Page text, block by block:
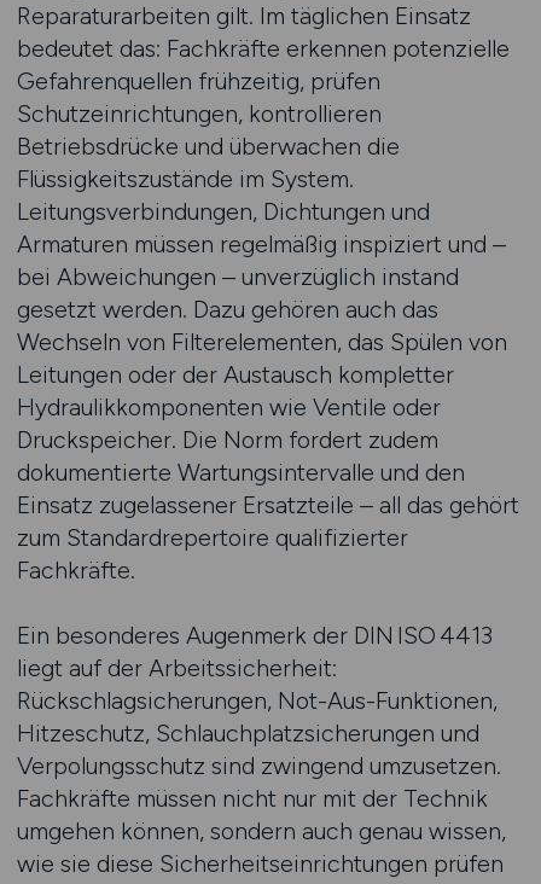
Reparaturarbeiten gilt. Im täglichen Einsatz
bedeutet das: Fachkräfte erkennen potenzielle
Gefahrenquellen frühzeitig, prüfen
Schutzeinrichtungen, kontrollieren
Betriebsdrücke und überwachen die
Flüssigkeitszustände im System.
Leitungsverbindungen, Dichtungen und
Armaturen müssen regelmäßig inspiziert und –
bei Abweichungen – unverzüglich instand
gesetzt werden. Dazu gehören auch das
Wechseln von Filterelementen, das Spülen von
Leitungen oder der Austausch kompletter
Hydraulikkomponenten wie Ventile oder
Druckspeicher. Die Norm fordert zudem
dokumentierte Wartungsintervalle und den
Einsatz zugelassener Ersatzteile – all das gehört
zum Standardrepertoire qualifizierter
Fachkräfte.
Ein besonderes Augenmerk der DIN ISO 4413
liegt auf der Arbeitssicherheit:
Rückschlagsicherungen, Not-Aus-Funktionen,
Hitzeschutz, Schlauchplatzsicherungen und
Verpolungsschutz sind zwingend umzusetzen.
Fachkräfte müssen nicht nur mit der Technik
umgehen können, sondern auch genau wissen,
wie sie diese Sicherheitseinrichtungen prüfen